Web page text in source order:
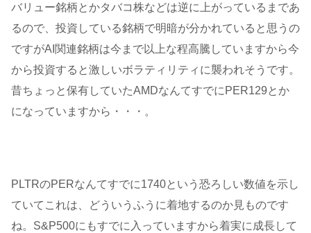
バリュー銘柄とかタバコ株などは逆に上がっているまであ
るので、投資している銘柄で明暗が分かれていると思うの
ですがAI関連銘柄は今まで以上な程高騰していますから今
から投資すると激しいボラティリティに襲われそうです。
昔ちょっと保有していたAMDなんてすでにPER129とか
になっていますから・・・。
PLTRのPERなんてすでに1740という恐ろしい数値を示し
ていてこれは、どういうふうに着地するのか見ものです
ね。S&P500にもすでに入っていますから着実に成長して